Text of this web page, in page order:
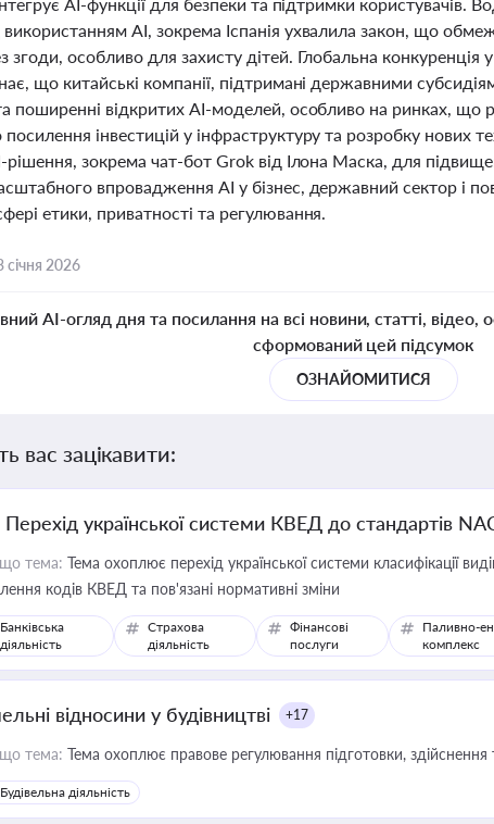
AI, зокрема Іспанія ухвалила закон, що
згоди, особливо для захисту дітей. Глобальна конкуренція
що китайські компанії, підтримані державними
поширенні відкритих AI-моделей, особливо на ринках, що
посилення інвестицій у інфраструктуру та розробку нових
рішення, зокрема чат-бот Grok від Ілона Маска, для
впровадження AI у бізнес, державний сектор і
етики, приватності та регулювання.
січня 2026
AI-огляд дня та посилання на всі новини, статті, відео,
сформований цей підсумок
ОЗНАЙОМИТИСЯ
вас зацікавити:
Перехід української системи КВЕД до стандартів
тема: Тема охоплює перехід української системи класифікації
кодів КВЕД та пов'язані нормативні зміни
Банківська
діяльність
Страхова
діяльність
Фінансові
послуги
Паливно-
комплекс
відносини у будівництві +17
тема: Тема охоплює правове регулювання підготовки, здійснення
Будівельна діяльність